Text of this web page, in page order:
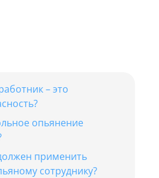
– это
опьянение
применить
сотруднику?